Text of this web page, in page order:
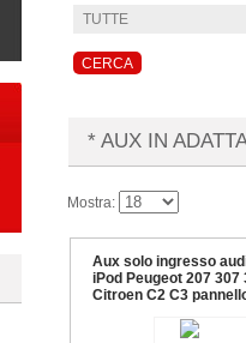
* AUX IN
Mostra:
Aux solo ingresso
iPod Peugeot 207 307
Citroen C2 C3